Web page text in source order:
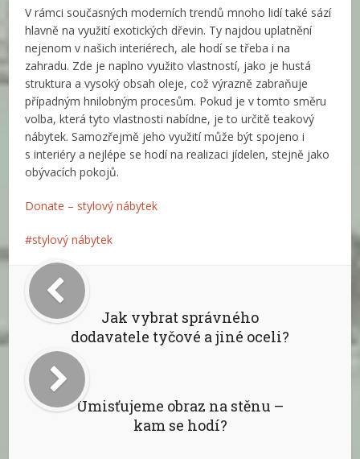
V rámci současných moderních trendů mnoho lidí také sází
hlavně na využití exotických dřevin. Ty najdou uplatnění
nejenom v našich interiérech, ale hodí se třeba i na
zahradu. Zde je naplno využito vlastností, jako je hustá
struktura a vysoký obsah oleje, což výrazně zabraňuje
případným hnilobným procesům. Pokud je v tomto směru
volba, která tyto vlastnosti nabídne, je to určitě teakový
nábytek. Samozřejmě jeho využití může být spojeno i
s interiéry a nejlépe se hodí na realizaci jídelen, stejně jako
obývacích pokojů.
Donate – stylový nábytek
stylový nábytek
Jak vybrat správného
dodavatele tyčové a jiné oceli?
Umisťujeme obraz na stěnu –
kam se hodí?